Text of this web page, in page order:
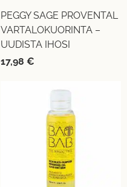
PEGGY SAGE PROVENTAL
VARTALOKUORINTA –
UUDISTA IHOSI
17,98 €